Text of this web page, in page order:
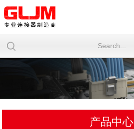
产品中心